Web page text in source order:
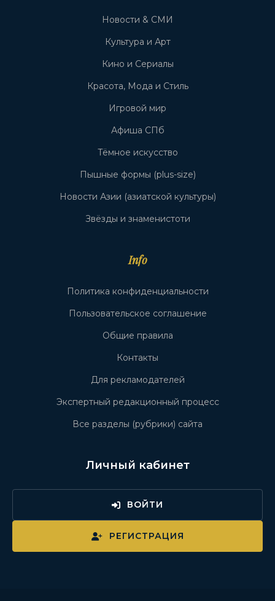
Новости & СМИ
Культура и Арт
Кино и Сериалы
Красота, Мода и Стиль
Игровой мир
Афиша СПб
Тёмное искусство
Пышные формы (plus-size)
Новости Азии (азиатской культуры)
Звёзды и знаменистоти
Info
Политика конфиденциальности
Пользовательское соглашение
Общие правила
Контакты
Для рекламодателей
Экспертный редакционный процесс
Все разделы (рубрики) сайта
Личный кабинет
ВОЙТИ
РЕГИСТРАЦИЯ